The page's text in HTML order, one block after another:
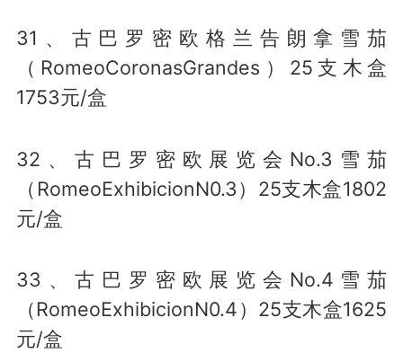
31、古巴罗密欧格兰告朗拿雪茄
（RomeoCoronasGrandes）25支木盒
1753元/盒
32、古巴罗密欧展览会No.3雪茄
（RomeoExhibicionN0.3）25支木盒1802
元/盒
33、古巴罗密欧展览会No.4雪茄
（RomeoExhibicionN0.4）25支木盒1625
元/盒